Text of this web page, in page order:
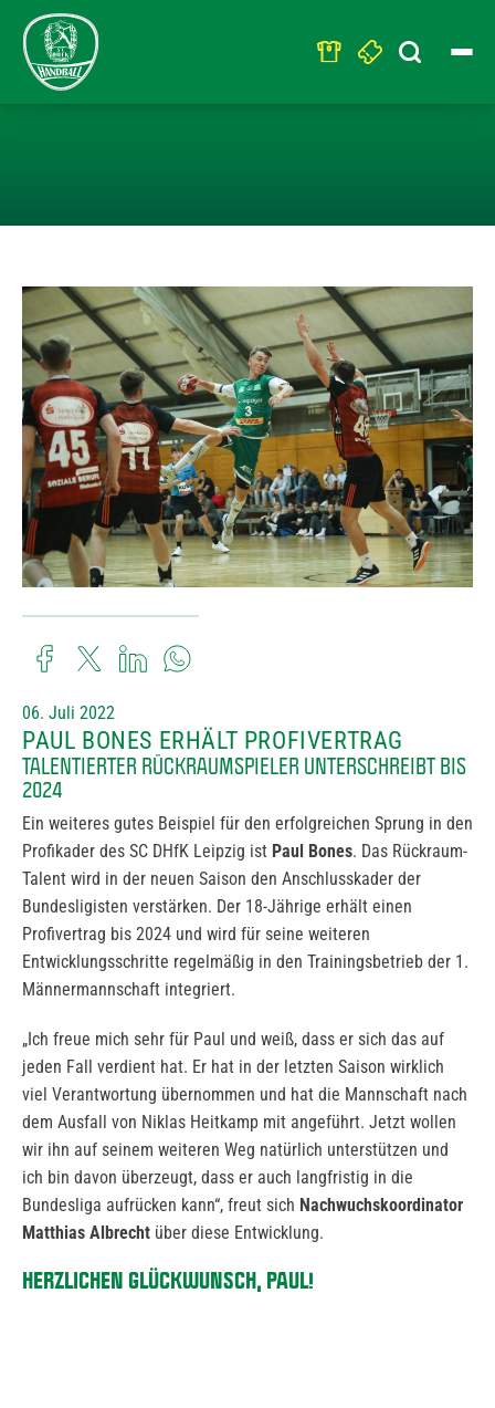
Search
for:
06. Juli 2022
PAUL BONES ERHÄLT PROFIVERTRAG
TALENTIERTER RÜCKRAUMSPIELER UNTERSCHREIBT BIS
2024
Ein weiteres gutes Beispiel für den erfolgreichen Sprung in den
Profikader des SC DHfK Leipzig ist Paul Bones. Das Rückraum-
Talent wird in der neuen Saison den Anschlusskader der
Bundesligisten verstärken. Der 18-Jährige erhält einen
Profivertrag bis 2024 und wird für seine weiteren
Entwicklungsschritte regelmäßig in den Trainingsbetrieb der 1.
Männermannschaft integriert.
„Ich freue mich sehr für Paul und weiß, dass er sich das auf
jeden Fall verdient hat. Er hat in der letzten Saison wirklich
viel Verantwortung übernommen und hat die Mannschaft nach
dem Ausfall von Niklas Heitkamp mit angeführt. Jetzt wollen
wir ihn auf seinem weiteren Weg natürlich unterstützen und
ich bin davon überzeugt, dass er auch langfristig in die
Bundesliga aufrücken kann“, freut sich Nachwuchskoordinator
Matthias Albrecht über diese Entwicklung.
HERZLICHEN GLÜCKWUNSCH, PAUL!